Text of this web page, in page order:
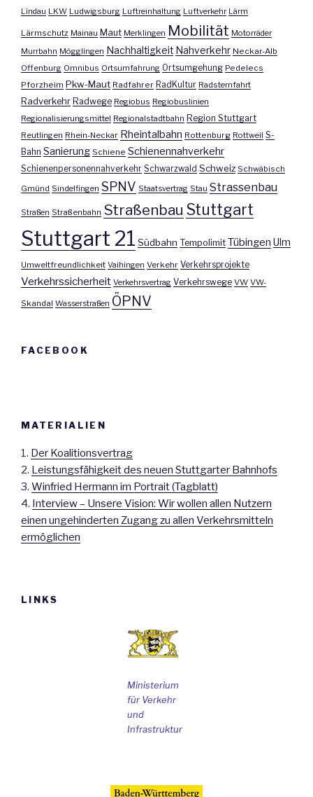
Lindau LKW Ludwigsburg Luftreinhaltung Luftverkehr Lärm
Lärmschutz Mainau Maut Merklingen Mobilität Motorräder
Murrbahn Mögglingen Nachhaltigkeit Nahverkehr Neckar-Alb
Offenburg Omnibus Ortsumfahrung Ortsumgehung Pedelecs
Pforzheim Pkw-Maut Radfahrer RadKultur Radsternfahrt
Radverkehr Radwege Regiobus Regiobuslinien
Regionalisierungsmittel Regionalstadtbahn Region Stuttgart
Reutlingen Rhein-Neckar Rheintalbahn Rottenburg Rottweil S-
Bahn Sanierung Schiene Schienennahverkehr
Schienenpersonennahverkehr Schwarzwald Schweiz Schwäbisch
Gmünd Sindelfingen SPNV Staatsvertrag Stau Strassenbau
Straßen Straßenbahn Straßenbau Stuttgart
Stuttgart 21 Südbahn Tempolimit Tübingen Ulm
Umweltfreundlichkeit Vaihingen Verkehr Verkehrsprojekte
Verkehrssicherheit Verkehrsvertrag Verkehrswege VW VW-
Skandal Wasserstraßen ÖPNV
FACEBOOK
MATERIALIEN
1. Der Koalitionsvertrag
2. Leistungsfähigkeit des neuen Stuttgarter Bahnhofs
3. Winfried Hermann im Portrait (Tagblatt)
4. Interview – Unsere Vision: Wir wollen allen Nutzern
einen ungehinderten Zugang zu allen Verkehrsmitteln
ermöglichen
LINKS
Ministerium
für Verkehr
und
Infrastruktur